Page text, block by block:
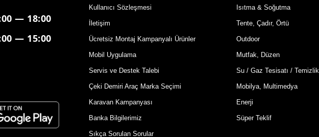
— 18:00
— 15:00
Kullanıcı Sözleşmesi
İletişim
Ücretsiz Montaj Kampanyalı Ürünler
Mobil Uygulama
Servis ve Destek Talebi
Çeki Demiri Araç Marka Seçimi
Karavan Kampanyası
Banka Bilgilerimiz
Sıkça Sorulan Sorular
Isıtma & Soğutma
Tente, Çadır, Örtü
Outdoor
Mutfak, Düzen
Su / Gaz Tesisatı / Temizlik
Mobilya, Multimedya
Enerji
Süper Teklif